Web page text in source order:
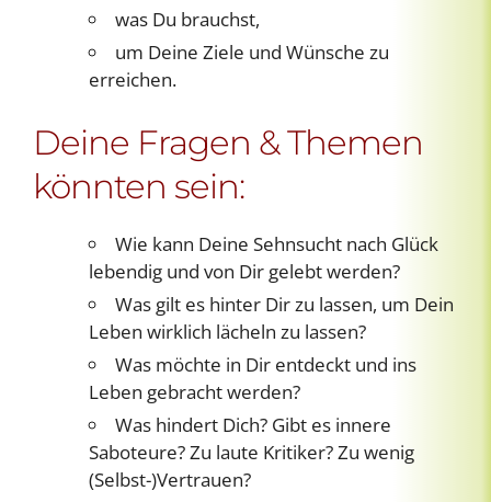
was Du brauchst,
um Deine Ziele und Wünsche zu
erreichen.
Deine Fragen & Themen
könnten sein:
Wie kann Deine Sehnsucht nach Glück
lebendig und von Dir gelebt werden?
Was gilt es hinter Dir zu lassen, um Dein
Leben wirklich lächeln zu lassen?
Was möchte in Dir entdeckt und ins
Leben gebracht werden?
Was hindert Dich? Gibt es innere
Saboteure? Zu laute Kritiker? Zu wenig
(Selbst-)Vertrauen?